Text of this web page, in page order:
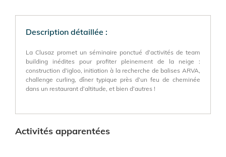
Description détaillée :
La Clusaz promet un séminaire ponctué d’activités de team
building inédites pour profiter pleinement de la neige :
construction d’igloo, initiation à la recherche de balises ARVA,
challenge curling, dîner typique près d’un feu de cheminée
dans un restaurant d’altitude, et bien d’autres !
Activités apparentées